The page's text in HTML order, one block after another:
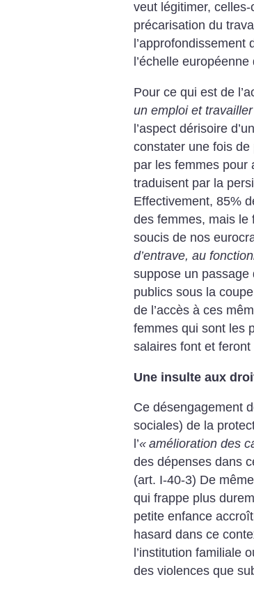
veut légitimer,
précarisation du
l’échelle
Pour ce qui est de
un emploi et travailler
l’aspect dérisoire
constater une fois
par les femmes pour
traduisent par la
Effectivement, 85%
des femmes, mais le
soucis de nos
d’entrave, au
suppose un
publics sous la
de l’accès à ces
femmes qui sont les
salaires font et
Une insulte aux
Ce désengagement
sociales) de la
l’« amélioration des
des dépenses dans
(art. I-40-3) De
qui frappe plus
petite enfance
hasard dans ce
l’institution familiale
des violences que